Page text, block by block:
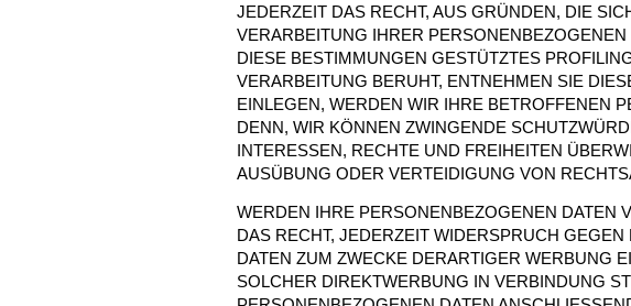
JEDERZEIT DAS RECHT, AUS GRÜNDEN, DIE
VERARBEITUNG IHRER
DIESE BESTIMMUNGEN GESTÜTZTES
VERARBEITUNG BERUHT, ENTNEHMEN SIE
EINLEGEN, WERDEN WIR IHRE BETROFFENEN
DENN, WIR KÖNNEN ZWINGENDE
INTERESSEN, RECHTE UND FREIHEITEN
AUSÜBUNG ODER VERTEIDIGUNG VON
WERDEN IHRE PERSONENBEZOGENEN DATEN
DAS RECHT, JEDERZEIT WIDERSPRUCH
DATEN ZUM ZWECKE DERARTIGER WERBUNG
SOLCHER DIREKTWERBUNG IN VERBINDUNG